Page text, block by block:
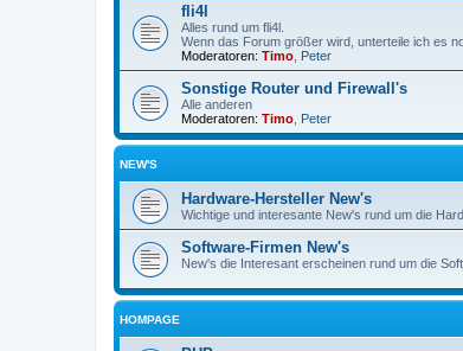
fli4l
Alles rund um fli4l.
Wenn das Forum größer wird, unterteile ich es
Moderatoren: Timo Peter
Sonstige Router und Firewall's
Alle anderen
Moderatoren: Timo Peter
NEW'S
Hardware-Hersteller New's
Wichtige und interesante New's rund um die
Software-Firmen New's
New's die Interesant erscheinen rund um die
HOMPAGE